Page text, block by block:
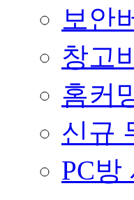
보안
창고
홈커
신규
PC방